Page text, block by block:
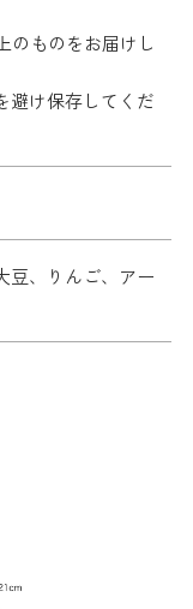
のものをお届けし
避け保存してくだ
豆、りんご、アー